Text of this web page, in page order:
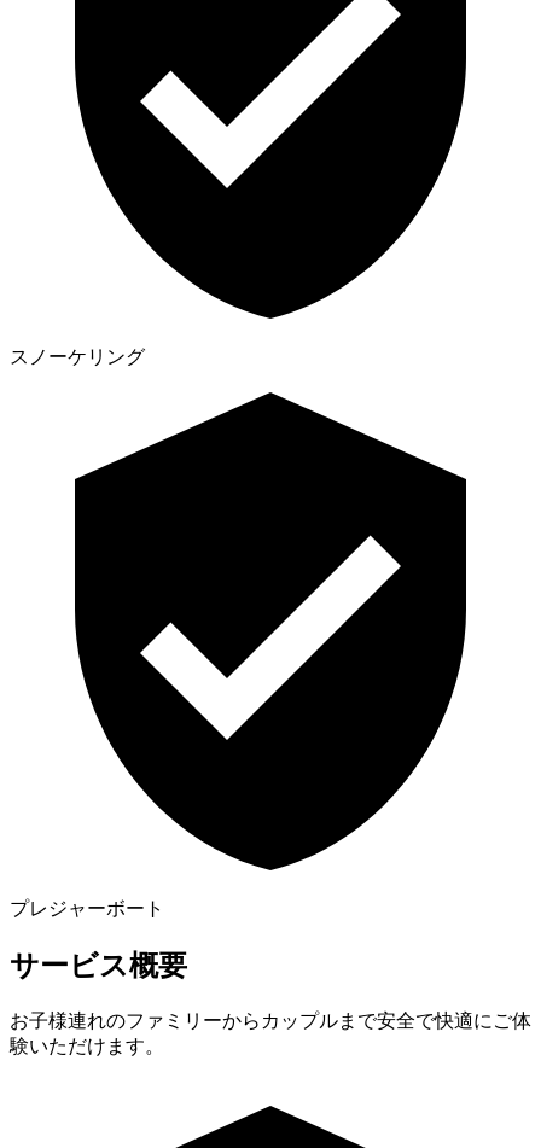
スノーケリング
プレジャーボート
サービス概要
お子様連れのファミリーからカップルまで安全で快適にご体
験いただけます。